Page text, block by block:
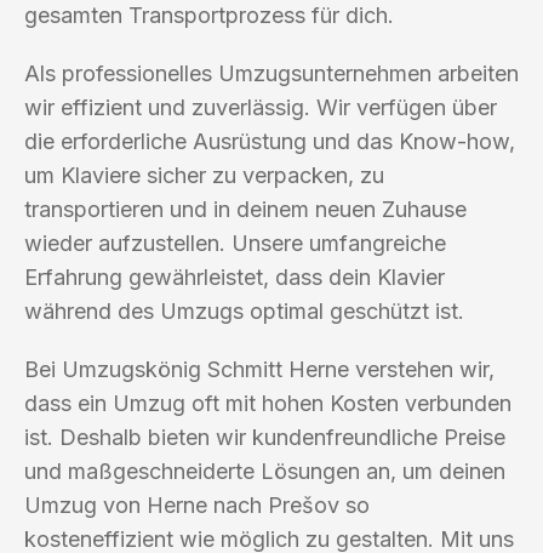
gesamten Transportprozess für dich.
Als professionelles Umzugsunternehmen arbeiten
wir effizient und zuverlässig. Wir verfügen über
die erforderliche Ausrüstung und das Know-how,
um Klaviere sicher zu verpacken, zu
transportieren und in deinem neuen Zuhause
wieder aufzustellen. Unsere umfangreiche
Erfahrung gewährleistet, dass dein Klavier
während des Umzugs optimal geschützt ist.
Bei Umzugskönig Schmitt Herne verstehen wir,
dass ein Umzug oft mit hohen Kosten verbunden
ist. Deshalb bieten wir kundenfreundliche Preise
und maßgeschneiderte Lösungen an, um deinen
Umzug von Herne nach Prešov so
kosteneffizient wie möglich zu gestalten. Mit uns